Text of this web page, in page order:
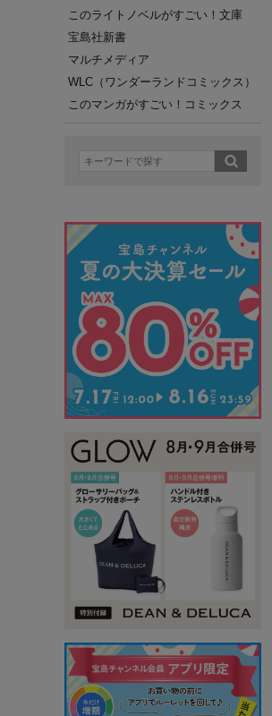
このライトノベルがすごい！文庫
宝島社新書
マルチメディア
WLC（ワンダーランドコミックス）
このマンガがすごい！コミックス